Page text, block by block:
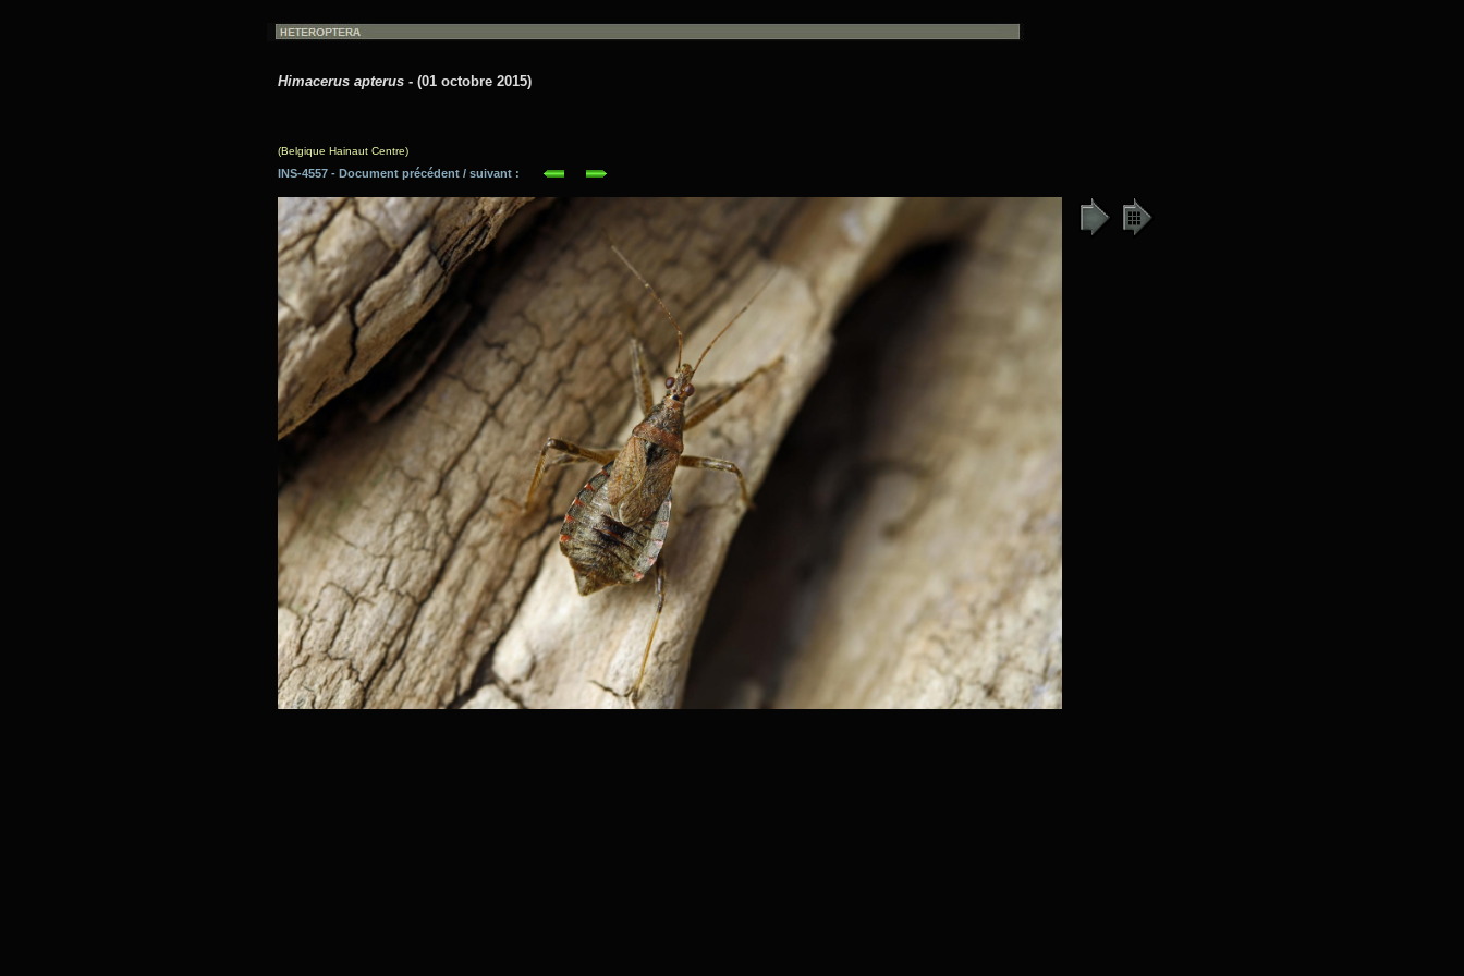
Himacerus apterus - (01 octobre 2015)
(Belgique Hainaut Centre)
INS-4557 - Document précédent / suivant :